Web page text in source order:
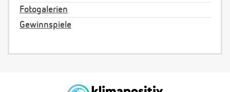
Fotogalerien
Gewinnspiele